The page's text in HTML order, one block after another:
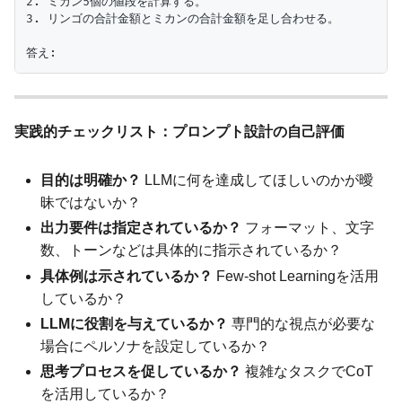
3. リンゴの合計金額とミカンの合計金額を足し合わせる。
実践的チェックリスト：プロンプト設計の自己評価
目的は明確か？ LLMに何を達成してほしいのかが曖
昧ではないか？
出力要件は指定されているか？ フォーマット、文字
数、トーンなどは具体的に指示されているか？
具体例は示されているか？ Few-shot Learningを活用
しているか？
LLMに役割を与えているか？ 専門的な視点が必要な
場合にペルソナを設定しているか？
思考プロセスを促しているか？ 複雑なタスクでCoT
を活用しているか？